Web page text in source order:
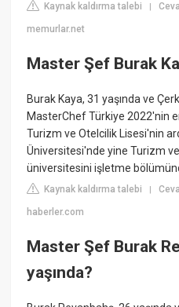
Kaynak kaldırma talebi |
memurlar.net
Master Şef Burak
Burak Kaya, 31 yaşında ve
MasterChef Türkiye 2022'nin
Turizm ve Otelcilik Lisesi'nin
Üniversitesi'nde yine Turizm
üniversitesini işletme
Kaynak kaldırma talebi |
haberler.com
Master Şef Burak
yaşında?